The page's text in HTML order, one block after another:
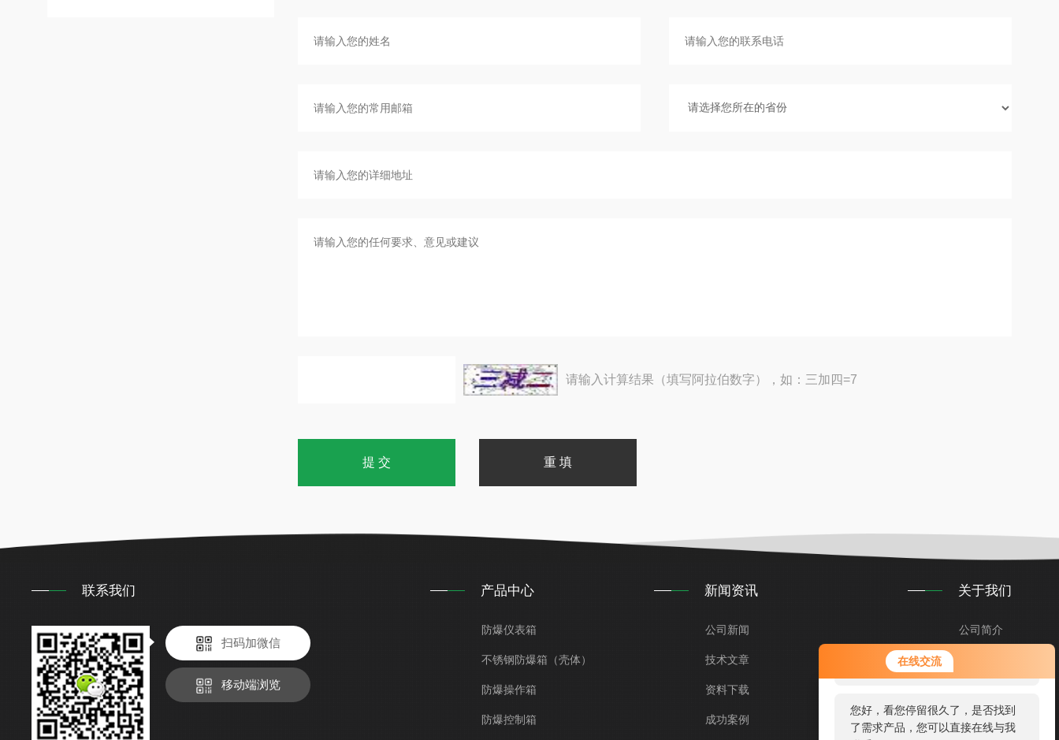
在线交流
您好！欢迎前来咨询，很高兴为您
服务，请问您要咨询什么问题呢？
您好，看您停留很久了，是否找到
了需求产品，您可以直接在线与我
请输入计算结果（填写阿拉伯数字），如：三加四=7
联系我们
扫码加微信
移动端浏览
产品中心
防爆仪表箱
不锈钢防爆箱（壳体）
防爆操作箱
防爆控制箱
新闻资讯
公司新闻
技术文章
资料下载
成功案例
关于我们
公司简介
留言咨询